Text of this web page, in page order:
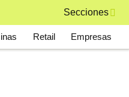
Secciones
Retail Empresas